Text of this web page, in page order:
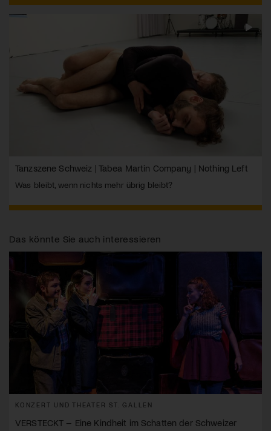
Tanzszene Schweiz | Tabea Martin Company | Nothing Left
Was bleibt, wenn nichts mehr übrig bleibt?
Das könnte Sie auch interessieren
KONZERT UND THEATER ST. GALLEN
VERSTECKT – Eine Kindheit im Schatten der Schweizer